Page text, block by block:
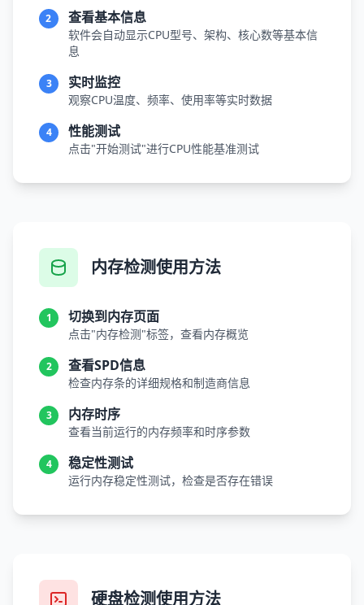
2 查看基本信息
软件会自动显示CPU型号、架构、核心数等基本信
息
3 实时监控
观察CPU温度、频率、使用率等实时数据
4 性能测试
点击"开始测试"进行CPU性能基准测试
内存检测使用方法
1 切换到内存页面
点击"内存检测"标签，查看内存概览
2 查看SPD信息
检查内存条的详细规格和制造商信息
3 内存时序
查看当前运行的内存频率和时序参数
4 稳定性测试
运行内存稳定性测试，检查是否存在错误
硬盘检测使用方法